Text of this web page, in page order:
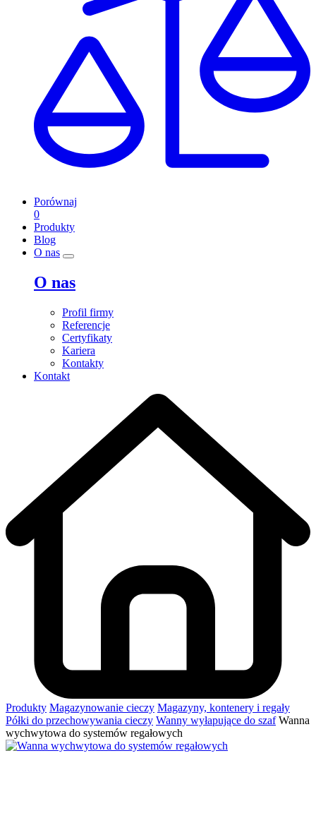
Porównaj
0
Produkty
Blog
O nas
O nas
Profil firmy
Referencje
Certyfikaty
Kariera
Kontakty
Kontakt
Produkty Magazynowanie cieczy Magazyny, kontenery i regały
Półki do przechowywania cieczy Wanny wyłapujące do szaf Wanna
wychwytowa do systemów regałowych